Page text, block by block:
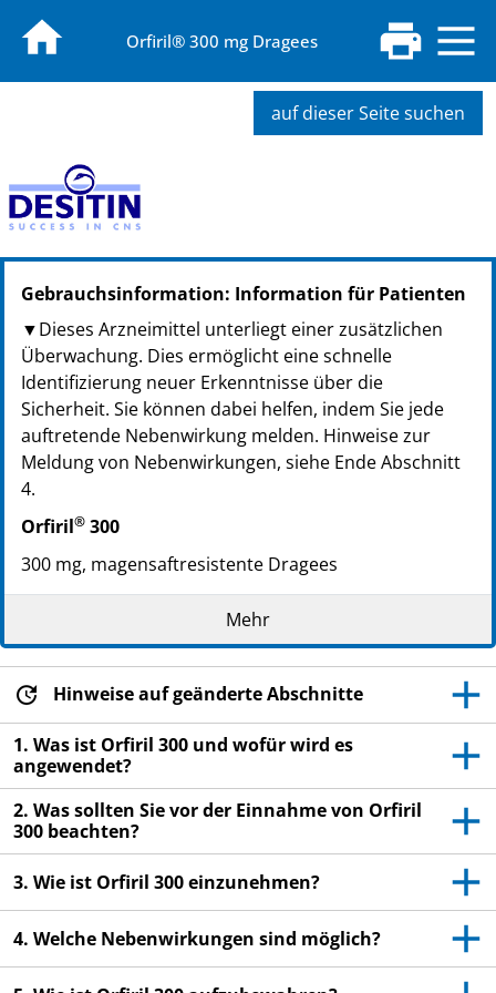
Orfiril® 300 mg Dragees
auf dieser Seite suchen
PZN: 01887057
PPN: 110188705722
NTIN: 04150018870570
PZN: 04897211
PPN: 110489721153
NTIN: 04150048972114
Gebrauchsinformation: Information für Patienten
▼Dieses Arzneimittel unterliegt einer zusätzlichen
Überwachung. Dies ermöglicht eine schnelle
Identifizierung neuer Erkenntnisse über die
Sicherheit. Sie können dabei helfen, indem Sie jede
auftretende Nebenwirkung melden. Hinweise zur
Meldung von Nebenwirkungen, siehe Ende Abschnitt
4.
Orfiril® 300
300 mg, magensaftresistente Dragees
Wirkstoff: Natriumvalproat
WARNHINWEIS
Wird Orfiril 300, Natriumvalproat während der
Schwangerschaft eingenommen, kann es beim
ungeborenen Kind zu schwerwiegenden
Schädigungen führen. Wenn Sie eine Frau sind, die
schwanger werden könnte, müssen Sie während der
gesamten Behandlung mit Orfiril 300 ohne
Schwangerschaftsverhütung (Kontrazeption)
anwenden. Ihr Arzt wird dieses mit Ihnen besprechen,
Sie müssen aber auch den in Abschnitt 2 dieser
Packungsbeilage angegebenen Anweisungen folgen.
Mehr
Hinweise auf geänderte Abschnitte
1. Was ist Orfiril 300 und wofür wird es
angewendet?
2. Was sollten Sie vor der Einnahme von Orfiril
300 beachten?
3. Wie ist Orfiril 300 einzunehmen?
4. Welche Nebenwirkungen sind möglich?